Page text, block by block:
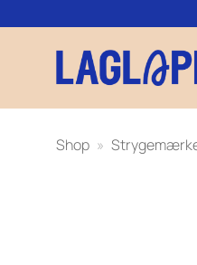
til
Shop »